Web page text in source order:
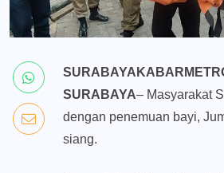
SURABAYA– Masyarakat
dengan penemuan bayi,
siang.